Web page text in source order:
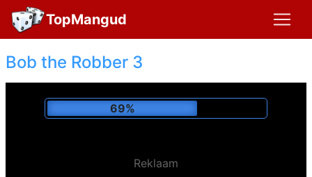
TopMangud
Bob the Robber 3
72%
Reklaam